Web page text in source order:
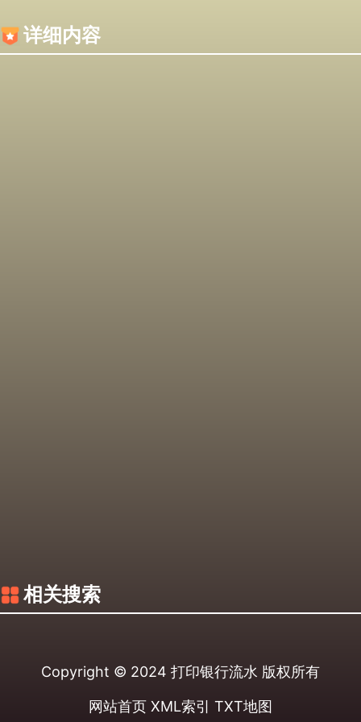
详细内容
相关搜索
Copyright © 2024 打印银行流水 版权所有
网站首页 XML索引 TXT地图